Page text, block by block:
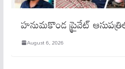
హనుమకొండ ప్రైవేట్
August 6, 2026